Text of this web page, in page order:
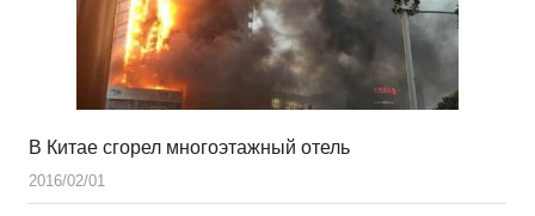
В Китае сгорел многоэтажный отель
2016/02/01